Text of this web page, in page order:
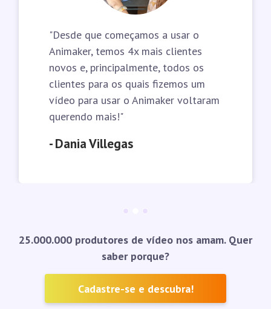
"Desde que começamos a usar o
Animaker, temos 4x mais clientes
novos e, principalmente, todos os
clientes para os quais fizemos um
vídeo para usar o Animaker voltaram
querendo mais!"
- Dania Villegas
25.000.000 produtores de vídeo nos amam. Quer
saber porque?
Cadastre-se e descubra!